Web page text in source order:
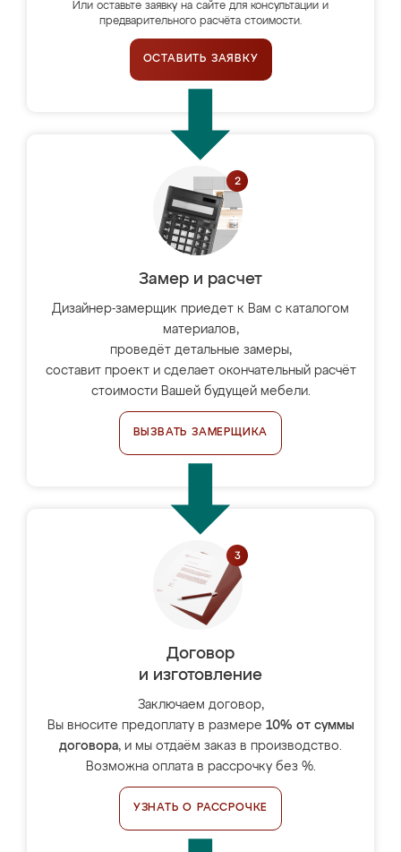
Или оставьте заявку на сайте для консультации и
предварительного расчёта стоимости.
ОСТАВИТЬ ЗАЯВКУ
Замер и расчет
Дизайнер-замерщик приедет к Вам с каталогом
материалов,
проведёт детальные замеры,
составит проект и сделает окончательный расчёт
стоимости Вашей будущей мебели.
ВЫЗВАТЬ ЗАМЕРЩИКА
Договор
и изготовление
Заключаем договор,
Вы вносите предоплату в размере 10% от суммы
договора, и мы отдаём заказ в производство.
Возможна оплата в рассрочку без %.
УЗНАТЬ О РАССРОЧКЕ